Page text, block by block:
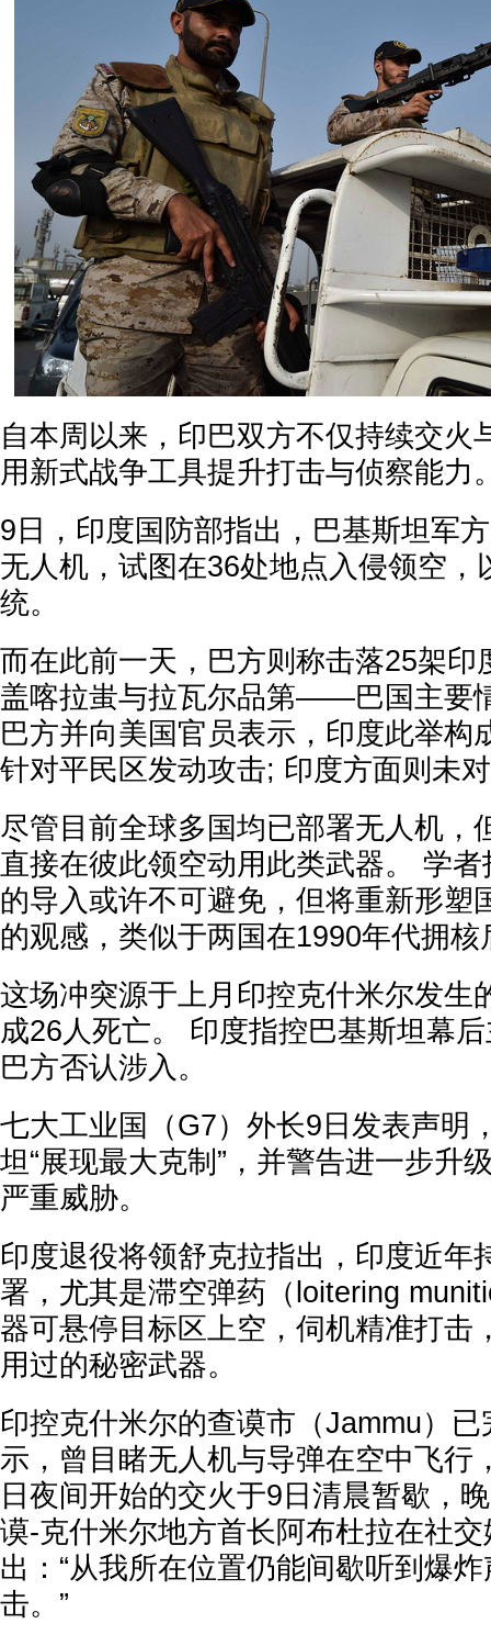
自本周以来，印巴双方不仅持续交火
用新式战争工具提升打击与侦察能力
9日，印度国防部指出，巴基斯坦军
无人机，试图在36处地点入侵领空，
统。
而在此前一天，巴方则称击落25架印
盖喀拉蚩与拉瓦尔品第——巴国主要
巴方并向美国官员表示，印度此举构
针对平民区发动攻击; 印度方面则未
尽管目前全球多国均已部署无人机，
直接在彼此领空动用此类武器。 学
的导入或许不可避免，但将重新形塑
的观感，类似于两国在1990年代拥
这场冲突源于上月印控克什米尔发生
成26人死亡。 印度指控巴基斯坦幕
巴方否认涉入。
七大工业国（G7）外长9日发表声明
坦“展现最大克制”，并警告进一步升
严重威胁。
印度退役将领舒克拉指出，印度近年
署，尤其是滞空弹药（loitering
器可悬停目标区上空，伺机精准打击
用过的秘密武器。
印控克什米尔的查谟市（Jammu）
示，曾目睹无人机与导弹在空中飞行
日夜间开始的交火于9日清晨暂歇，
谟-克什米尔地方首长阿布杜拉在社
出：“从我所在位置仍能间歇听到爆
击。”